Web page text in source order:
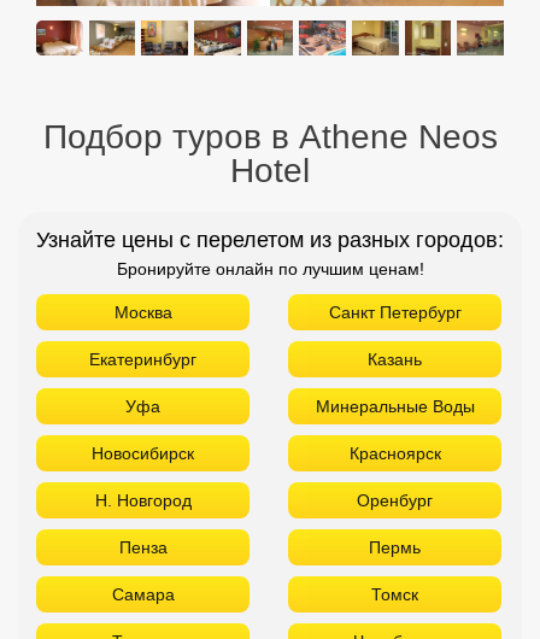
Подбор туров в Athene Neos
Hotel
Узнайте цены с перелетом из разных городов:
Бронируйте онлайн по лучшим ценам!
Москва Санкт Петербург
Екатеринбург Казань
Уфа Минеральные Воды
Новосибирск Красноярск
Н. Новгород Оренбург
Пенза Пермь
Самара Томск